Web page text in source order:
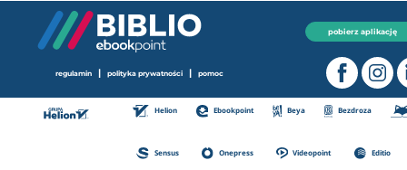
pobierz aplikację
regulamin | polityka prywatności | pomoc
Helion Ebookpoint Beya Bezdroza
Sensus Onepress Videopoint Editio